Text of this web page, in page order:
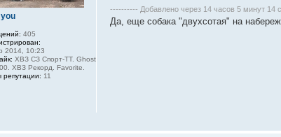
---------- Добавлено через 14 часов 5 минут
Да, еще собака "двухсотая" на
you
405
2014, 10:23
ХВЗ СЗ Спорт-ТТ. Ghost
ХВЗ Рекорд. Favorite.
репутации: 11